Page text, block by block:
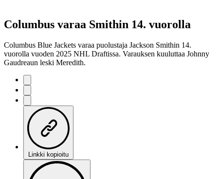
Columbus varaa Smithin 14. vuorolla
Columbus Blue Jackets varaa puolustaja Jackson Smithin 14.
vuorolla vuoden 2025 NHL Draftissa. Varauksen kuuluttaa Johnny
Gaudreaun leski Meredith.
Linkki kopioitu